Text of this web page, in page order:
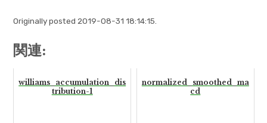
Originally posted 2019-08-31 18:14:15.
関連:
williams_accumulation_dis
tribution-1
normalized_smoothed_ma
cd